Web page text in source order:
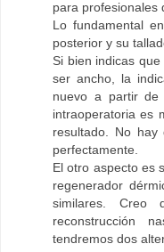
para profesionales
Lo fundamental
posterior y su
Si bien indicas
ser ancho, la
nuevo a partir de
intraoperatoria es
resultado. No
perfectamente.
El otro aspecto es
regenerador
similares.
reconstrucción
tendremos dos